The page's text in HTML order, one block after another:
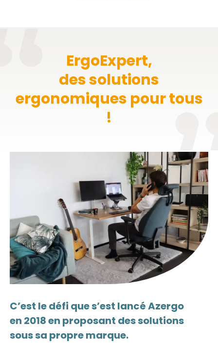
ErgoExpert,
des solutions
ergonomiques pour tous
!
C’est le défi que s’est lancé Azergo
en 2018 en proposant des solutions
sous sa propre marque.